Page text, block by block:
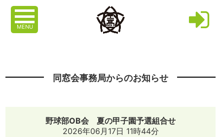
MENU
同窓会事務局からのお知らせ
野球部OB会 夏の甲子園予選組合せ
2026年06月17日 11時44分